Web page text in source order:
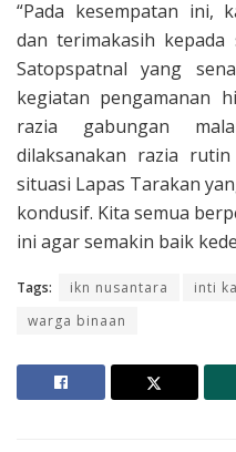
“Pada kesempatan ini,
dan terimakasih
Satopspatnal yang
kegiatan pengamanan
razia gabungan
dilaksanakan razia
situasi Lapas Tarakan
kondusif. Kita semua
ini agar semakin baik
Tags: ikn nusantara inti
warga binaan